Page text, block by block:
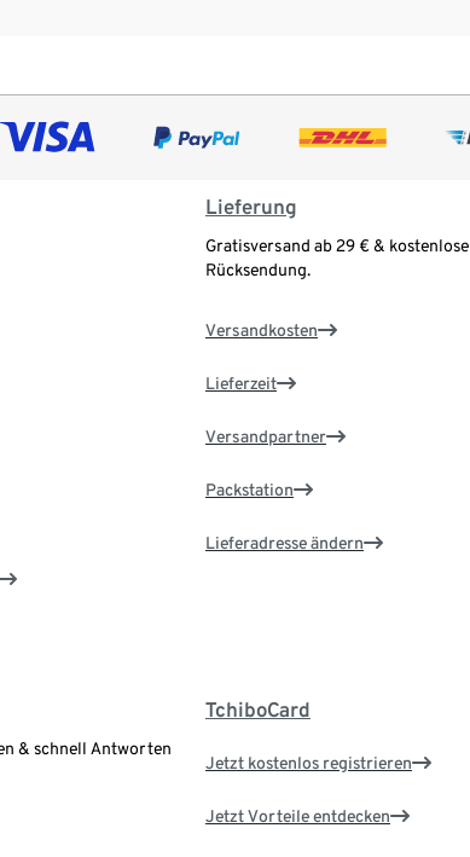
Lieferung
Gratisversand ab 29 € & kostenlose
Rücksendung.
Versandkosten
Lieferzeit
Versandpartner
Packstation
Lieferadresse ändern
& schnell Antworten
TchiboCard
Jetzt kostenlos registrieren
Jetzt Vorteile entdecken